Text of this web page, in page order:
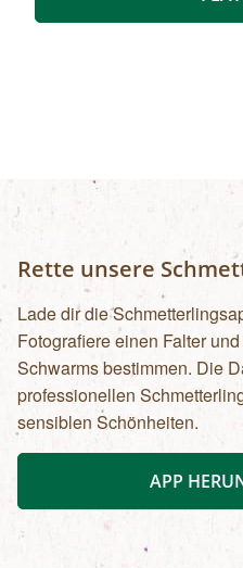
Rette unsere
Lade dir die
Fotografiere einen Falter
Schwarms bestimmen. Die
professionellen
sensiblen Schönheiten.
APP